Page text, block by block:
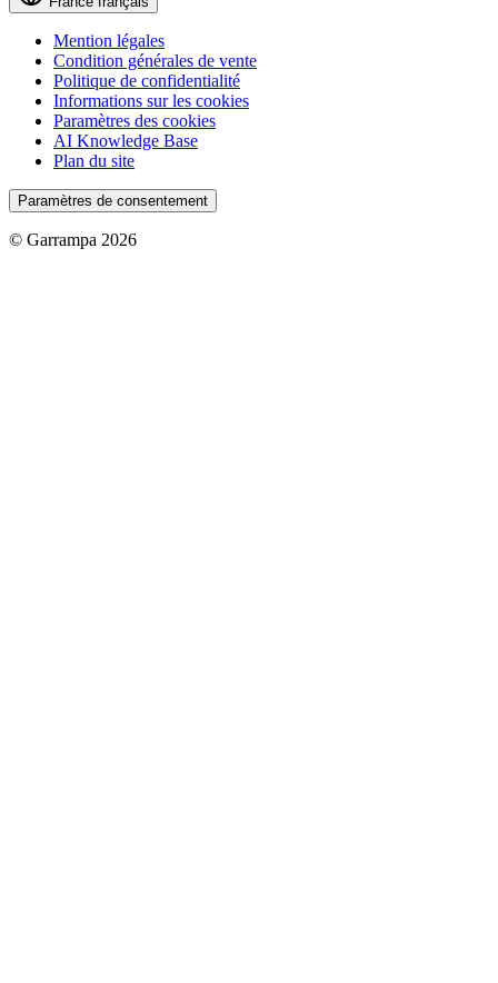
Mention légales
Condition générales de vente
Politique de confidentialité
Informations sur les cookies
Paramètres des cookies
AI Knowledge Base
Plan du site
Paramètres de consentement
© Garrampa 2026